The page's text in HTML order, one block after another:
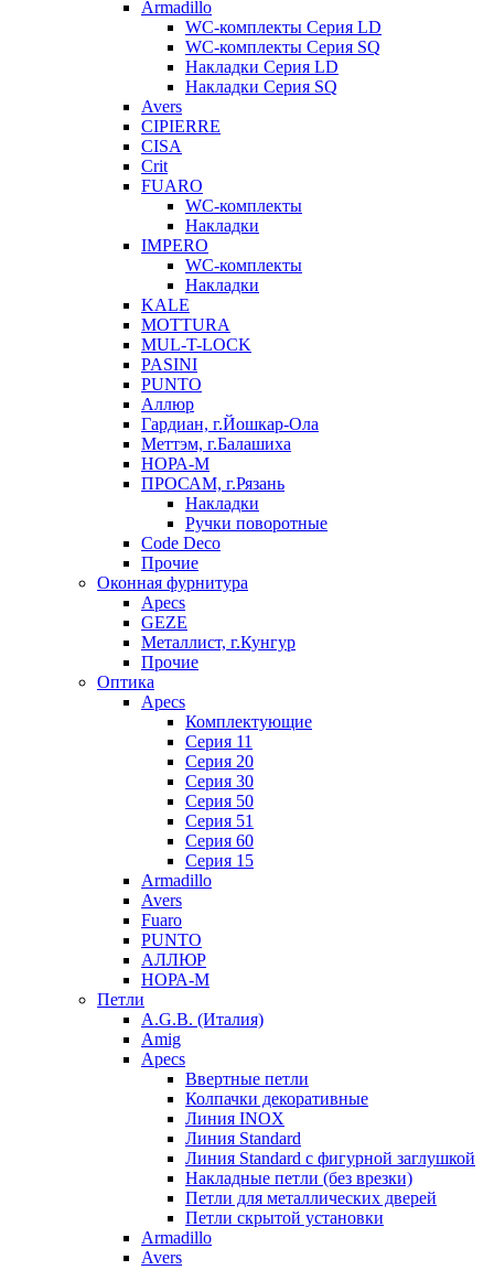
Armadillo
WC-комплекты Серия LD
WC-комплекты Серия SQ
Накладки Серия LD
Накладки Серия SQ
Avers
CIPIERRE
CISA
Crit
FUARO
WC-комплекты
Накладки
IMPERO
WC-комплекты
Накладки
KALE
MOTTURA
MUL-T-LOCK
PASINI
PUNTO
Аллюр
Гардиан, г.Йошкар-Ола
Меттэм, г.Балашиха
НОРА-М
ПРОСАМ, г.Рязань
Накладки
Ручки поворотные
Code Deco
Прочие
Оконная фурнитура
Apecs
GEZE
Металлист, г.Кунгур
Прочие
Оптика
Apecs
Комплектующие
Серия 11
Серия 20
Серия 30
Серия 50
Серия 51
Серия 60
Серия 15
Armadillo
Avers
Fuaro
PUNTO
АЛЛЮР
НОРА-М
Петли
A.G.B. (Италия)
Amig
Apecs
Ввертные петли
Колпачки декоративные
Линия INOX
Линия Standard
Линия Standard с фигурной заглушкой
Накладные петли (без врезки)
Петли для металлических дверей
Петли скрытой установки
Armadillo
Avers